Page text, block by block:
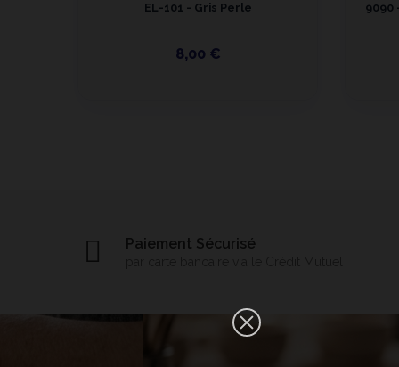
EL-101 - Gris Perle
8,00 €
9090
Paiement Sécurisé